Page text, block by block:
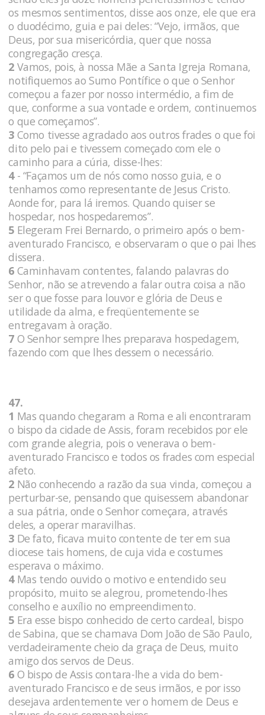
os mesmos sentimentos, disse aos onze, ele que era
o duodécimo, guia e pai deles: “Vejo, irmãos, que
Deus, por sua misericórdia, quer que nossa
congregação cresça.
2 Vamos, pois, à nossa Mãe a Santa Igreja Romana,
notifiquemos ao Sumo Pontífice o que o Senhor
começou a fazer por nosso intermédio, a fim de
que, conforme a sua vontade e ordem, continuemos
o que começamos”.
3 Como tivesse agradado aos outros frades o que foi
dito pelo pai e tivessem começado com ele o
caminho para a cúria, disse-lhes:
4- “Façamos um de nós como nosso guia, e o
tenhamos como representante de Jesus Cristo.
Aonde for, para lá iremos. Quando quiser se
hospedar, nos hospedaremos”.
5 Elegeram Frei Bernardo, o primeiro após o bem-
aventurado Francisco, e observaram o que o pai lhes
dissera.
6 Caminhavam contentes, falando palavras do
Senhor, não se atrevendo a falar outra coisa a não
ser o que fosse para louvor e glória de Deus e
utilidade da alma, e freqüentemente se
entregavam à oração.
7 O Senhor sempre lhes preparava hospedagem,
fazendo com que lhes dessem o necessário.
47.
1 Mas quando chegaram a Roma e ali encontraram
o bispo da cidade de Assis, foram recebidos por ele
com grande alegria, pois o venerava o bem-
aventurado Francisco e todos os frades com especial
afeto.
2 Não conhecendo a razão da sua vinda, começou a
perturbar-se, pensando que quisessem abandonar
a sua pátria, onde o Senhor começara, através
deles, a operar maravilhas.
3 De fato, ficava muito contente de ter em sua
diocese tais homens, de cuja vida e costumes
esperava o máximo.
4Mas tendo ouvido o motivo e entendido seu
propósito, muito se alegrou, prometendo-lhes
conselho e auxílio no empreendimento.
5 Era esse bispo conhecido de certo cardeal, bispo
de Sabina, que se chamava Dom João de São Paulo,
verdadeiramente cheio da graça de Deus, muito
amigo dos servos de Deus.
6 O bispo de Assis contara-lhe a vida do bem-
aventurado Francisco e de seus irmãos, e por isso
desejava ardentemente ver o homem de Deus e